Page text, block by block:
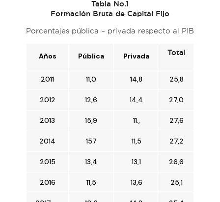
Tabla No.1
Formación Bruta de Capital Fijo
Porcentajes pública – privada respecto al PIB
Años Pública Privada Total
2011 11,0 14,8 25,8
2012 12,6 14,4 27,0
2013 15,9 11., 27,6
2014 157 11,5 27,2
2015 13,4 13,1 26,6
2016 11,5 13,6 25,1